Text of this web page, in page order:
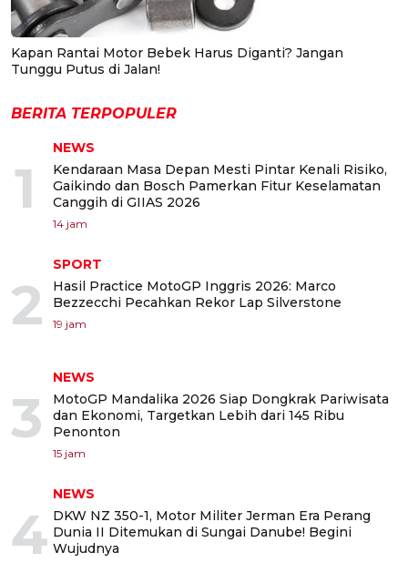
Kapan Rantai Motor Bebek Harus Diganti? Jangan
Tunggu Putus di Jalan!
BERITA TERPOPULER
1
NEWS
Kendaraan Masa Depan Mesti Pintar Kenali Risiko,
Gaikindo dan Bosch Pamerkan Fitur Keselamatan
Canggih di GIIAS 2026
14 jam
2
SPORT
Hasil Practice MotoGP Inggris 2026: Marco
Bezzecchi Pecahkan Rekor Lap Silverstone
19 jam
3
NEWS
MotoGP Mandalika 2026 Siap Dongkrak Pariwisata
dan Ekonomi, Targetkan Lebih dari 145 Ribu
Penonton
15 jam
4
NEWS
DKW NZ 350-1, Motor Militer Jerman Era Perang
Dunia II Ditemukan di Sungai Danube! Begini
Wujudnya